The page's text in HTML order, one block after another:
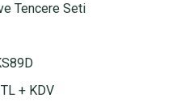
Tencere Seti
+ KDV